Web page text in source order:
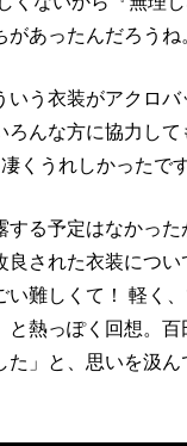
あったんだろうね
う衣装がアクロ
んな方に協力し
くうれしかったです
る予定はなかっ
良された衣装につ
難しくて！ 軽く
熱っぽく回想。
」と、思いを汲